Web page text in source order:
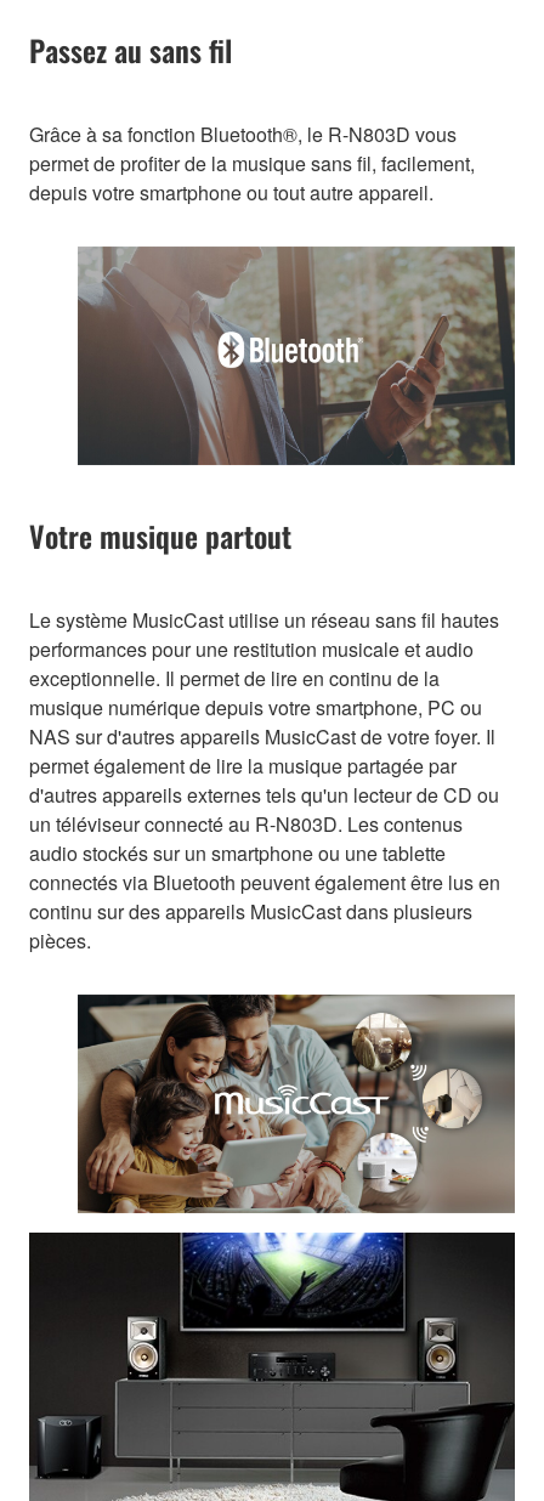
Passez au sans fil
Grâce à sa fonction Bluetooth®, le R-N803D vous
permet de profiter de la musique sans fil, facilement,
depuis votre smartphone ou tout autre appareil.
Votre musique partout
Le système MusicCast utilise un réseau sans fil hautes
performances pour une restitution musicale et audio
exceptionnelle. Il permet de lire en continu de la
musique numérique depuis votre smartphone, PC ou
NAS sur d'autres appareils MusicCast de votre foyer. Il
permet également de lire la musique partagée par
d'autres appareils externes tels qu'un lecteur de CD ou
un téléviseur connecté au R-N803D. Les contenus
audio stockés sur un smartphone ou une tablette
connectés via Bluetooth peuvent également être lus en
continu sur des appareils MusicCast dans plusieurs
pièces.